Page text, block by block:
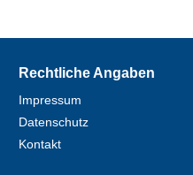
Rechtliche Angaben
Impressum
Datenschutz
Kontakt